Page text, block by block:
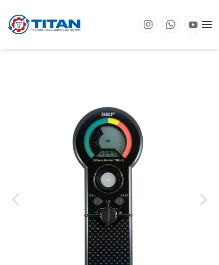
Перейти к основному содержанию